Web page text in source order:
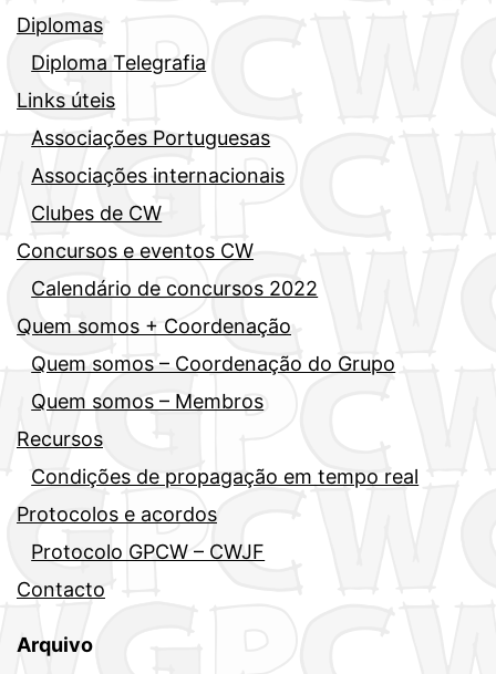
Diplomas
Diploma Telegrafia
Links úteis
Associações Portuguesas
Associações internacionais
Clubes de CW
Concursos e eventos CW
Calendário de concursos 2022
Quem somos + Coordenação
Quem somos – Coordenação do Grupo
Quem somos – Membros
Recursos
Condições de propagação em tempo real
Protocolos e acordos
Protocolo GPCW – CWJF
Contacto
Arquivo